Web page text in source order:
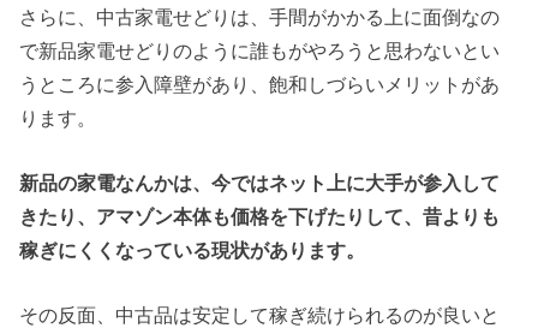
さらに、中古家電せどりは、手間がかかる上に面倒なの
で新品家電せどりのように誰もがやろうと思わないとい
うところに参入障壁があり、飽和しづらいメリットがあ
ります。
新品の家電なんかは、今ではネット上に大手が参入して
きたり、アマゾン本体も価格を下げたりして、昔よりも
稼ぎにくくなっている現状があります。
その反面、中古品は安定して稼ぎ続けられるのが良いと